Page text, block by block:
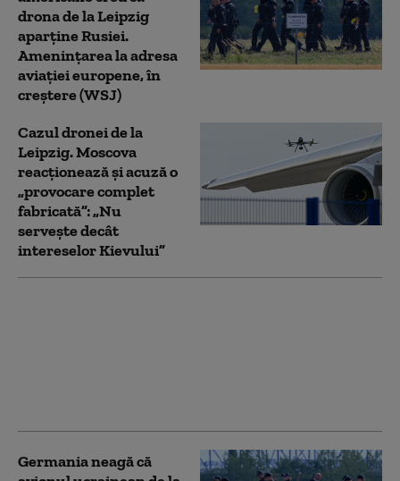
drona de la Leipzig
aparține Rusiei.
Amenințarea la adresa
aviației europene, în
creștere (WSJ)
Cazul dronei de la
Leipzig. Moscova
reacționează și acuză o
„provocare complet
fabricată”: „Nu
serveşte decât
intereselor Kievului”
Germania neagă că